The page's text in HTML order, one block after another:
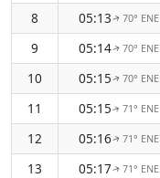
8
05:13↑ 70° ENE
9
05:14↑ 70° ENE
10
05:15↑ 70° ENE
11
05:15↑ 71° ENE
12
05:16↑ 71° ENE
13
05:17↑ 71° ENE